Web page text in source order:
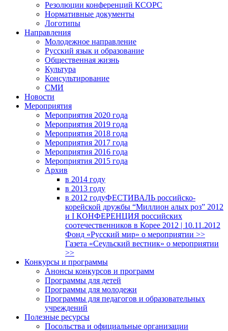
Резолюции конференций КСОРС
Нормативные документы
Логотипы
Направления
Молодежное направление
Русский язык и образование
Общественная жизнь
Культура
Консультирование
СМИ
Новости
Мероприятия
Мероприятия 2020 года
Мероприятия 2019 года
Мероприятия 2018 годa
Мероприятия 2017 года
Мероприятия 2016 года
Мероприятия 2015 года
Архив
в 2014 году
в 2013 году
в 2012 годуФЕСТИВАЛЬ российско-
корейской дружбы “Миллион алых роз” 2012
и I КОНФЕРЕНЦИЯ российских
соотечественников в Корее 2012 | 10.11.2012
Фонд «Русский мир» о мероприятии >>
Газета «Сеульский вестник» о мероприятии
>>
Конкурсы и программы
Анонсы конкурсов и программ
Программы для детей
Программы для молодежи
Программы для педагогов и образовательных
учреждений
Полезные ресурсы
Посольства и официальные организации